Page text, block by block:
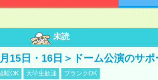
未読
15日・16日＞ドーム公演のサポ
験OK 大学生歓迎 ブランクOK